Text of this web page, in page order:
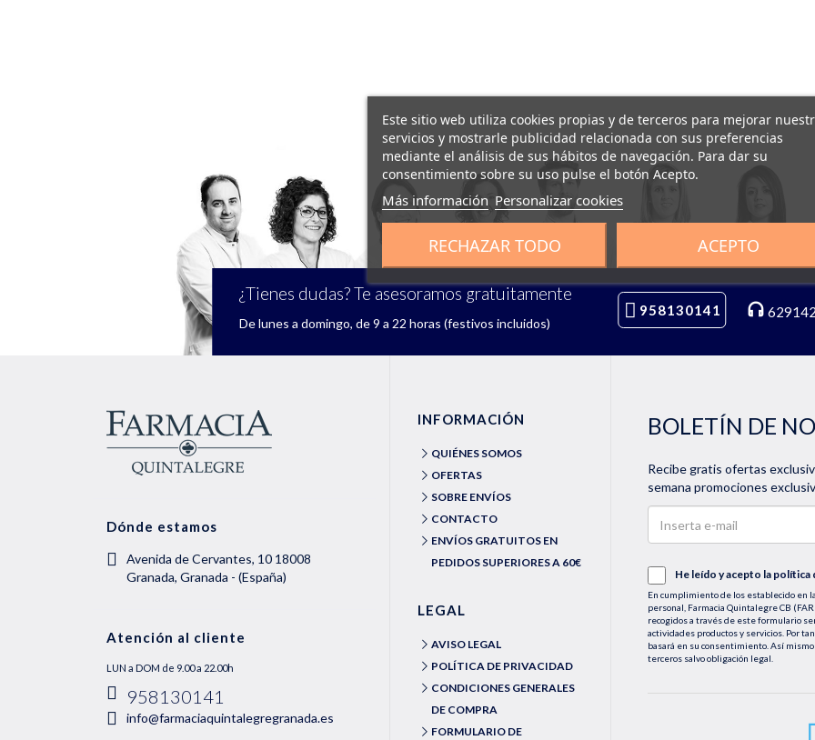
¿Tienes dudas? Te asesoramos gratuitamente
De lunes a domingo, de 9 a 22 horas (festivos incluidos)
958130141
Dónde estamos
Avenida de Cervantes, 10 18008
Granada, Granada - (España)
Atención al cliente
LUN a DOM de 9.00 a 22.00h
958130141
info@farmaciaquintalegregranada.es
INFORMACIÓN
QUIÉNES SOMOS
OFERTAS
SOBRE ENVÍOS
CONTACTO
ENVÍOS GRATUITOS EN
PEDIDOS SUPERIORES A 60€
LEGAL
AVISO LEGAL
POLÍTICA DE PRIVACIDAD
CONDICIONES GENERALES
DE COMPRA
FORMULARIO DE
BOLETÍN DE
Recibe gratis ofertas
semana promociones
He leído y acepto la política
En cumplimiento de los establecido en
personal, Farmacia Quintalegre CB
recogidos a través de este formulario
actividades productos y servicios. Por
basará en su consentimiento. Así
terceros salvo obligación legal.
le asisten a través de la dirección de
Este sitio web utiliza cookies propias y de terceros para mejorar
servicios y mostrarle publicidad relacionada con sus preferencias
mediante el análisis de sus hábitos de navegación. Para dar su
consentimiento sobre su uso pulse el botón Acepto.
Más información Personalizar cookies
RECHAZAR TODO ACEPTO